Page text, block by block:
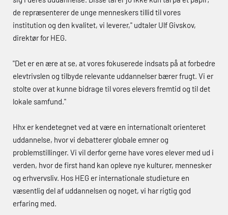
de repræsenterer de unge menneskers tillid til vores
institution og den kvalitet, vi leverer," udtaler Ulf Givskov,
direktør forHEG
"Det er en ære at se, at vores fokuserede indsats på at forbedre
elevtrivslen og tilbyde relevante uddannelser bærer frugt. Vi er
stolte over at kunne bidrage til vores elevers fremtid og til det
lokale samfund."
Hhx er kendetegnet ved at være en internationalt orienteret
uddannelse, hvor vi debatterer globale emner og
problemstillinger. Vi vil derfor gerne have vores elever med ud i
verden, hvor de first hand kan opleve nye kulturer, mennesker
og erhvervsliv. Hos HEG er internationale studieture en
væsentlig del af uddannelsen og noget, vi har rigtig god
erfaring med.